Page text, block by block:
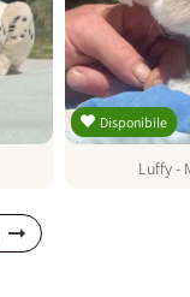
Disponibile
Luffy-